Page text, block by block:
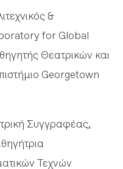
&
for Global
Θεατρικών και
Georgetown
Συγγραφέας,
Τεχνών